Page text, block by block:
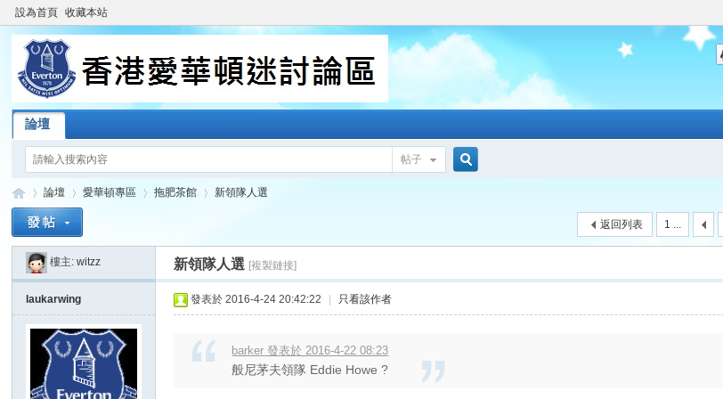
設為首頁 收藏本站
論壇
帖子
»
論壇
›
愛華頓專區 拖肥茶館
›
新領隊人選
1 ...
返回列表
樓主:witzz 新領隊人選 [複製鏈接]
laukarwing 發表於 2016-4-24 20:42:22 只看該作者
barker 發表於 2016-4-22 08:23
般尼茅夫領隊 Eddie Howe ?